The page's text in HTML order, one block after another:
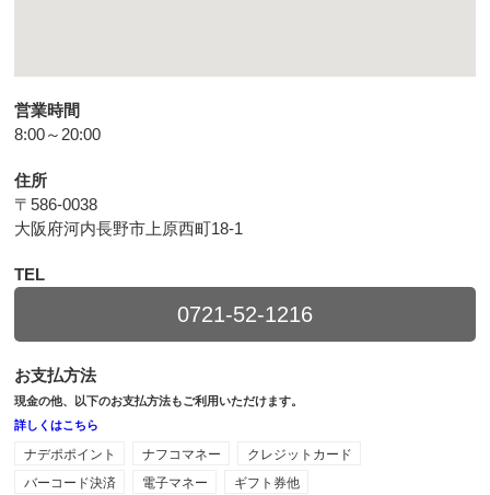
営業時間
8:00～20:00
住所
〒586-0038
大阪府河内長野市上原西町18-1
TEL
0721-52-1216
お支払方法
現金の他、以下のお支払方法もご利用いただけます。
詳しくはこちら
ナデポポイント ナフコマネー
クレジットカード
バーコード決済
電子マネー ギフト券他